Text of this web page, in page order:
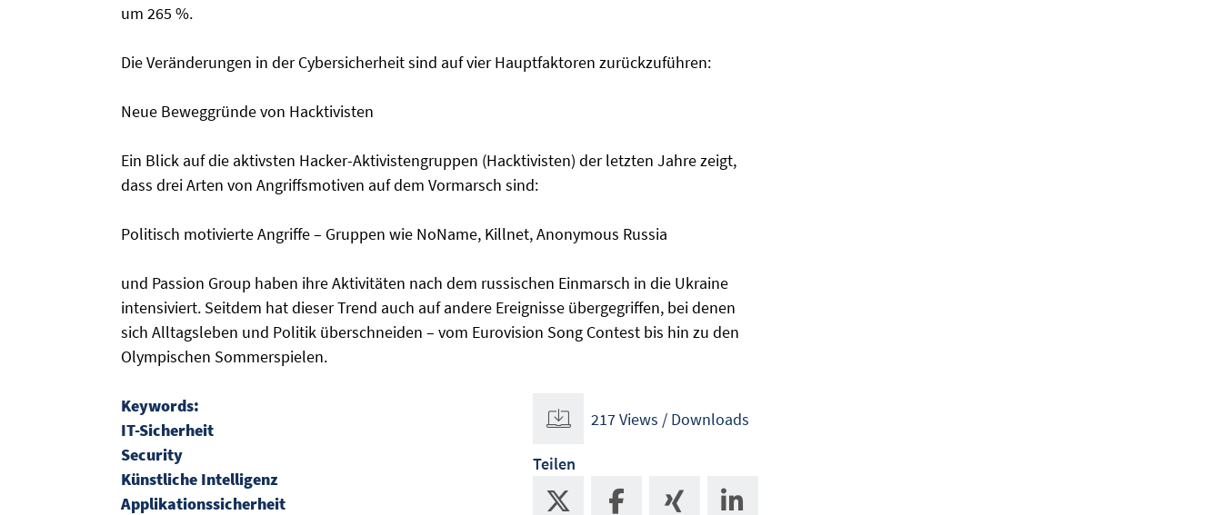
um 265 %.
Die Veränderungen in der Cybersicherheit sind auf vier Hauptfaktoren zurückzuführen:
Neue Beweggründe von Hacktivisten
Ein Blick auf die aktivsten Hacker-Aktivistengruppen (Hacktivisten) der letzten Jahre zeigt,
dass drei Arten von Angriffsmotiven auf dem Vormarsch sind:
Politisch motivierte Angriffe – Gruppen wie NoName, Killnet, Anonymous Russia
und Passion Group haben ihre Aktivitäten nach dem russischen Einmarsch in die Ukraine
intensiviert. Seitdem hat dieser Trend auch auf andere Ereignisse übergegriffen, bei denen
sich Alltagsleben und Politik überschneiden – vom Eurovision Song Contest bis hin zu den
Olympischen Sommerspielen.
Keywords:
IT-Sicherheit
Security
Künstliche Intelligenz
Applikationssicherheit
217 Views / Downloads
Teilen